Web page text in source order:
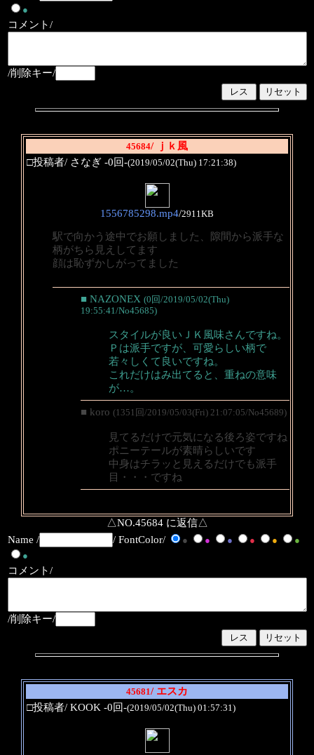
●
コメント/
/削除キー/
45684/ ｊｋ風
□投稿者/ さなぎ -0回-(2019/05/02(Thu) 17:21:38)
1556785298.mp4/2911KB
駅で向かう途中でお願しました、隙間から派手な
柄がちら見えしてます
顔は恥ずかしがってました
■ NAZONEX (0回/2019/05/02(Thu)
19:55:41/No45685)
スタイルが良いＪＫ風味さんですね。
Ｐは派手ですが、可愛らしい柄で
若々しくて良いですね。
これだけはみ出てると、重ねの意味
が…。
■ koro (1351回/2019/05/03(Fri) 21:07:05/No45689)
見てるだけで元気になる後ろ姿ですね
ポニーテールが素晴らしいです
中身はチラッと見えるだけでも派手
目・・・ですね
△NO.45684 に返信△
Name /
/ FontColor/ ● ● ● ● ●
●
●
コメント/
/削除キー/
45681/ エスカ
□投稿者/ KOOK -0回-(2019/05/02(Thu) 01:57:31)